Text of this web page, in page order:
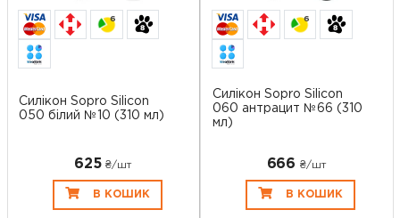
6
Силікон Sopro Silicon
050 білий №10 (310 мл)
625 ₴/шт
В КОШИК
6
Силікон Sopro Silicon
060 антрацит №66 (310
мл)
666 ₴/шт
В КОШИК